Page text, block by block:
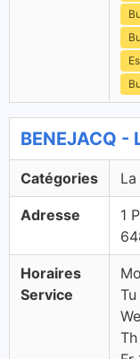
BENEJACQ -
Catégories
Adresse
1
Horaires
Service